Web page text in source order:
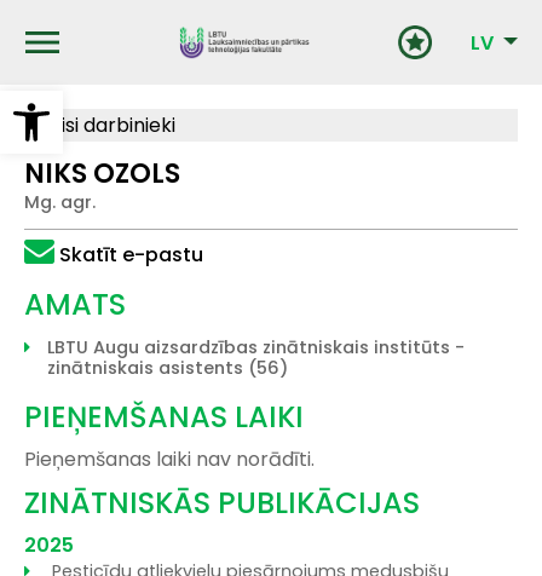
Open toolbar
galveno LV
Visi darbinieki
NIKS OZOLS
Mg. agr.
Skatīt e-pastu
AMATS
LBTU Augu aizsardzības zinātniskais institūts -
zinātniskais asistents (56)
PIEŅEMŠANAS LAIKI
Pieņemšanas laiki nav norādīti.
ZINĀTNISKĀS PUBLIKĀCIJAS
2025
Pesticīdu atliekvielu piesārņojums medusbišu